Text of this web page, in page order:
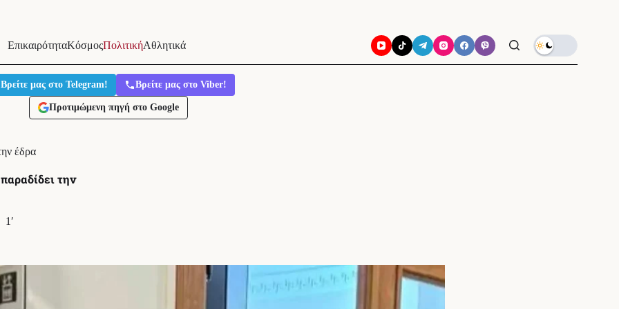
ΕπικαιρότηταΚόσμοςΠολιτικήΑθλητικά
Βρείτε μας στο Telegram! Βρείτε μας στο Viber!
Προτιμώμενη πηγή στο Google
έδρα
την
1′